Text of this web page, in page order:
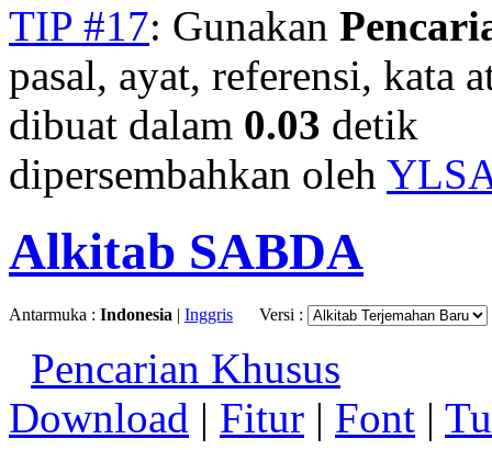
TIP #17: Gunakan
pasal, ayat, referensi, kata
dibuat dalam 0.03 detik
dipersembahkan oleh
Alkitab SABDA
Antarmuka : Indonesia | Inggris Versi :
Pencarian Khusus
Download | Fitur | Font |